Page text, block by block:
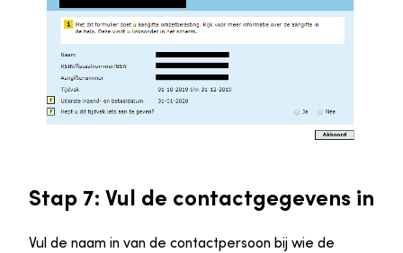
Stap 7: Vul de contactgegevens in
Vul de naam in van de contactpersoon bij wie de